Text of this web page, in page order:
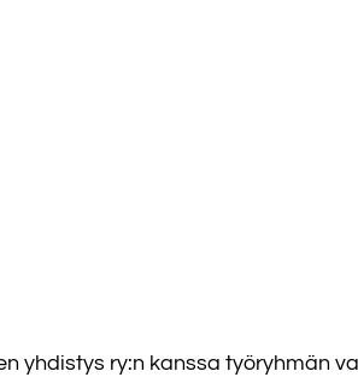
yhdistys ry:n kanssa työryhmän